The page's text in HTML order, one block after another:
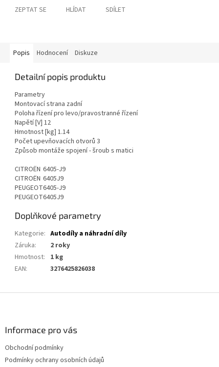
ZEPTAT SE HLÍDAT SDÍLET
Popis Hodnocení Diskuze
Detailní popis produktu
Parametry
Montovací strana zadní
Poloha řízenípro levo/pravostranné řízení
Napětí [V] 12
Hmotnost [kg] 1.14
Počet upevňovacích otvorů 3
Způsob montáže spojení - šroub s matici
CITROËN 6405-J9
CITROËN 6405J9
PEUGEOT6405-J9
PEUGEOT6405J9
Doplňkové parametry
Kategorie: Autodíly a náhradní díly
Záruka:
2 roky
Hmotnost:
1 kg
EAN: 3276425826038
Informace pro vás
Obchodní podmínky
Podmínky ochrany osobních údajů